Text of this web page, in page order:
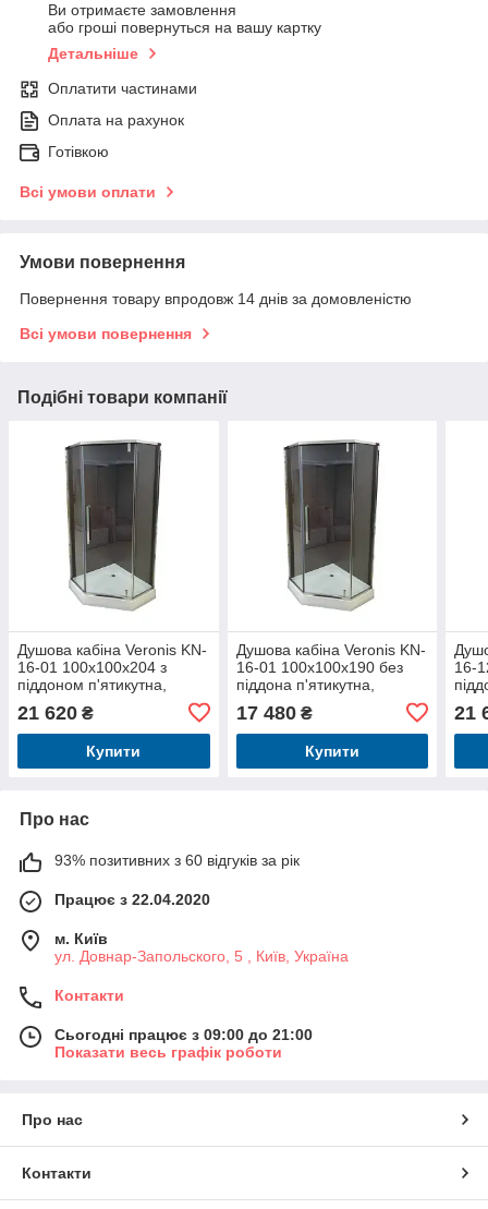
Ви отримаєте замовлення
або гроші повернуться на вашу картку
Детальніше
Оплатити частинами
Оплата на рахунок
Готівкою
Всі умови оплати
Умови повернення
Повернення товару впродовж 14 днів за домовленістю
Всі умови повернення
Подібні товари компанії
Душова кабіна Veronis KN-
16-01 100х100х204 з
піддоном п'ятикутна,
прозоре загартоване скло
8 мм, хромований
профіль
21 620 ₴
Купити
Душова кабіна Veronis KN-
16-01 100х100х190 без
піддона п'ятикутна,
прозоре загартоване скло
8 мм, хромований
профіль
17 480₴
Купити
16-
8
21
Про нас
93% позитивних з 60 відгуків за рік
Працює з 22.04.2020
м. Київ
ул. Довнар-Запольского, 5 , Київ, Україна
Контакти
Сьогодні працює з 09:00 до 21:00
Показати весь графік роботи
Про нас
Контакти